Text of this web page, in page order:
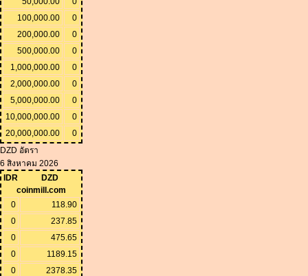
100,000.00
0
200,000.00
0
500,000.00
0
1,000,000.00
0
2,000,000.00
0
5,000,000.00
0
10,000,000.00
0
20,000,000.00
0
DZD อัตรา
6 สิงหาคม 2026
IDR
DZD
coinmill.com
0
118.90
0
237.85
0
475.65
0
1189.15
0
2378.35